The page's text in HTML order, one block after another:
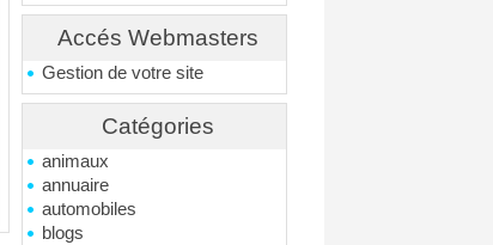
Accés Webmasters
Gestion de votre site
Catégories
animaux
annuaire
automobiles
blogs